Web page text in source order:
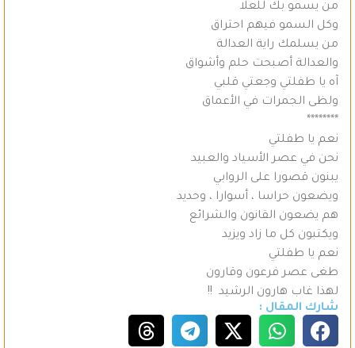
من يسمو بك للعلا
وكل السمو فيهم احتراق
من يسلمك راية العدالة
والعدالة أصبحت حلم وأشواق
آه يا طفلتي وجعتي قلبي
ولظى الجمرات في الأعماق
********
نعم يا طفلتي
نحن في عصر الأسياد والعبيد
يبنون قصورا على الروابي
ويضعون حراسا ، أسوارا ، وحديد
هم يضعون القانون والشرائع
ويكتبون كل ما زاد ويزيد
نعم يا طفلتي
طغى عصر فرعون وقارون
لهذا غاب هارون الرشيد !!
شارك المقال :